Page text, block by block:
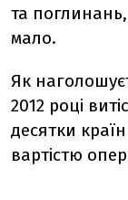
та поглинань,
мало.
Як
2012 році
десятки
вартістю